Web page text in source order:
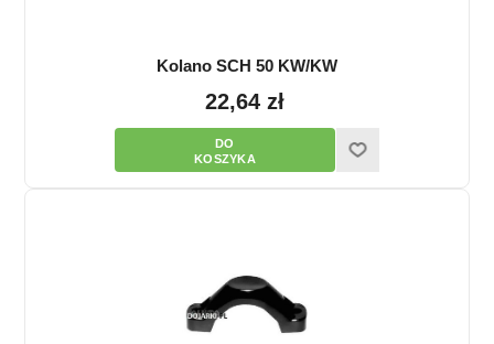
Kolano SCH 50 KW/KW
22,64 zł